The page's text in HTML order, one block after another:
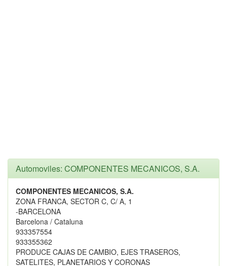
Automoviles: COMPONENTES MECANICOS, S.A.
COMPONENTES MECANICOS, S.A.
ZONA FRANCA, SECTOR C, C/ A, 1
-BARCELONA
Barcelona / Cataluna
933357554
933355362
PRODUCE CAJAS DE CAMBIO, EJES TRASEROS,
SATELITES, PLANETARIOS Y CORONAS